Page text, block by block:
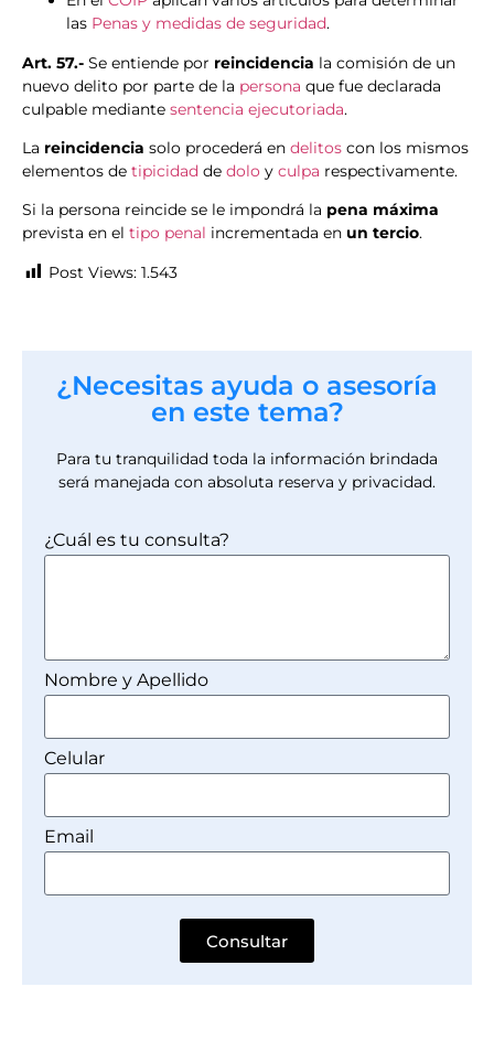
las Penas y medidas de seguridad.
Art. 57.- Se entiende por reincidencia la comisión de un
nuevo delito por parte de la persona que fue declarada
culpable mediante sentencia ejecutoriada.
La reincidencia solo procederá en delitos con los mismos
elementos de tipicidad de dolo y culpa respectivamente.
Si la persona reincide se le impondrá la pena máxima
prevista en el tipo penal incrementada en un tercio.
Post Views: 1.543
¿Necesitas ayuda o asesoría
en este tema?
Para tu tranquilidad toda la información brindada
será manejada con absoluta reserva y privacidad.
¿Cuál es tu consulta?
Nombre y Apellido
Celular
Email
Consultar